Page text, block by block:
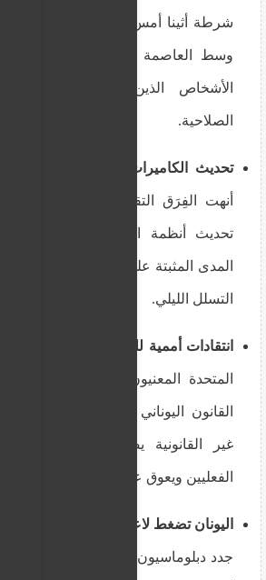
شرطة أثينا أمس واليوم حملات تدقيق
وسط العاصمة وفي محطات النقل
الأشخاص الذين يمتلكون وثائق
الصلاحية.
تحديث الكاميرات على السياج البري
أنهت الفِرَق التقنية بوزارة الدفاع
تحديث أنظمة الرادار والكاميرات
المدى المثبتة على طول السياج البري
التسلل الليلي.
انتقادات أممية للقوانين الجديدة:
المتحدة المعنيون بحقوق الإنسان بياناً
القانون اليوناني الأخير، معتبرين أن
غير القانونية يضغط على حقوق
الفعليين ويعوق عمل المتطوعين.
اليونان تضغط لاعتبار أجزاء من سوريا
جدد دبلوماسيون يونانيون اليوم في